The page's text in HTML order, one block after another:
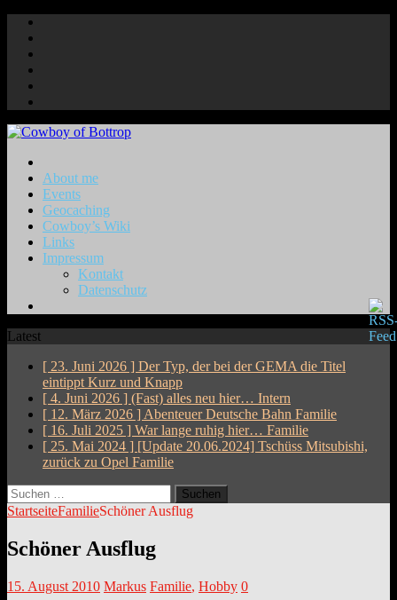
About me
Events
Geocaching
Cowboy’s Wiki
Links
Impressum
Kontakt
Datenschutz
Latest
[ 23. Juni 2026 ] Der Typ, der bei der GEMA die Titel
eintippt Kurz und Knapp
[ 4. Juni 2026 ] (Fast) alles neu hier… Intern
[ 12. März 2026 ] Abenteuer Deutsche Bahn Familie
[ 16. Juli 2025 ] War lange ruhig hier… Familie
[ 25. Mai 2024 ] [Update 20.06.2024] Tschüss Mitsubishi,
zurück zu Opel Familie
Suchen
nach:
StartseiteFamilieSchöner Ausflug
Schöner Ausflug
15. August 2010 Markus Familie, Hobby 0